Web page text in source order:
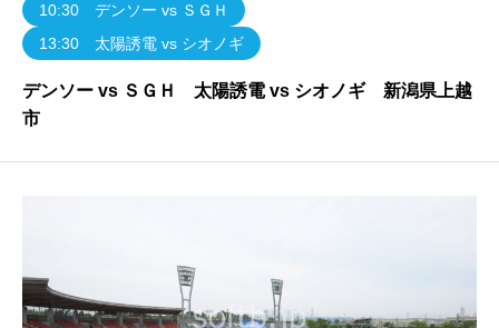
10:30 デンソー vs ＳＧＨ
13:30 太陽誘電 vs シオノギ
デンソー vs ＳＧＨ 太陽誘電 vs シオノギ 新潟県上越
市